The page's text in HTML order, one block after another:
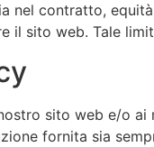
nel contratto,
il sito web. Tale
sito web e/o
fornita sia